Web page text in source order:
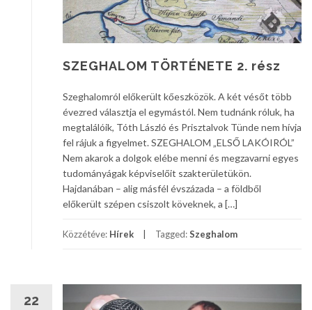
SZEGHALOM TÖRTÉNETE 2. rész
Szeghalomról előkerült kőeszközök. A két vésőt több
évezred választja el egymástól. Nem tudnánk róluk, ha
megtalálóik, Tóth László és Prisztalvok Tünde nem hívja
fel rájuk a figyelmet. SZEGHALOM „ELSŐ LAKÓIRÓL”
Nem akarok a dolgok elébe menni és megzavarni egyes
tudományágak képviselőit szakterületükön.
Hajdanában – alig másfél évszázada – a földből
előkerült szépen csiszolt köveknek, a […]
Közzétéve: Hírek Tagged:Szeghalom
22